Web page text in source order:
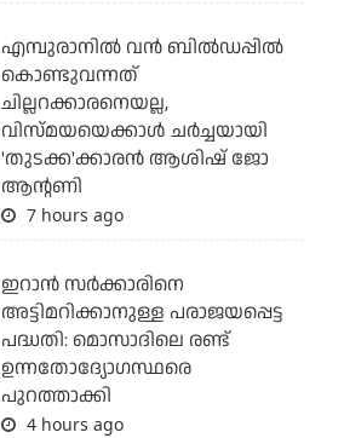
എമ്പുരാനില്‍ വന്‍ ബില്‍ഡപ്പില്‍
കൊണ്ടുവന്നത്
ചില്ലറക്കാരനെയല്ല,
വിസ്മയയെക്കാള്‍ ചര്‍ച്ചയായി
'തുടക്ക'ക്കാരന്‍ ആശിഷ് ജോ
ആന്റണി
7 hours ago
ഇറാന്‍ സര്‍ക്കാരിനെ
അട്ടിമറിക്കാനുള്ള പരാജയപ്പെട്ട
പദ്ധതി: മൊസാദിലെ രണ്ട്
ഉന്നതോദ്യോഗസ്ഥരെ
പുറത്താക്കി
4 hours ago